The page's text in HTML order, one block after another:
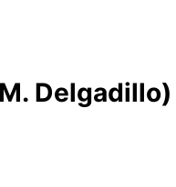
Delgadillo)